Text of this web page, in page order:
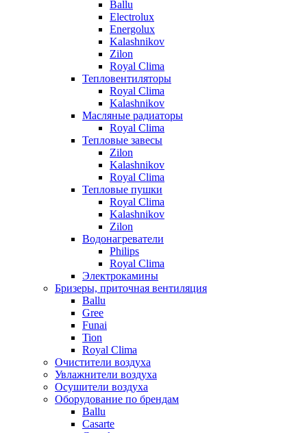
Ballu
Electrolux
Energolux
Kalashnikov
Zilon
Royal Clima
Тепловентиляторы
Royal Clima
Kalashnikov
Масляные радиаторы
Royal Clima
Тепловые завесы
Zilon
Kalashnikov
Royal Clima
Тепловые пушки
Royal Clima
Kalashnikov
Zilon
Водонагреватели
Philips
Royal Clima
Электрокамины
Бризеры, приточная вентиляция
Ballu
Gree
Funai
Tion
Royal Clima
Очистители воздуха
Увлажнители воздуха
Осушители воздуха
Оборудование по брендам
Ballu
Casarte